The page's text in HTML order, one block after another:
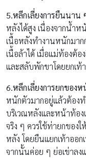
5.หลีกเลี่ยงการยืนนาน
หลังได้สูง เนื่องจากน้ำ
เนื้อหลังทำงานหนักมา
เนื้อล้าได้ เมื่อแม่ท้องต้
และสลับพักขาโดยยกเท้
6.หลีกเลี่ยงการยกของห
หนักตัวมากอยู่แล้วต้อง
บริเวณหลังและหน้าท้อง
จริง ๆ ควรใช้ท่ายกของ
หลัง โดยยืนแยกเท้าออก
จากนั้นค่อย ๆ ย่อเข่าล